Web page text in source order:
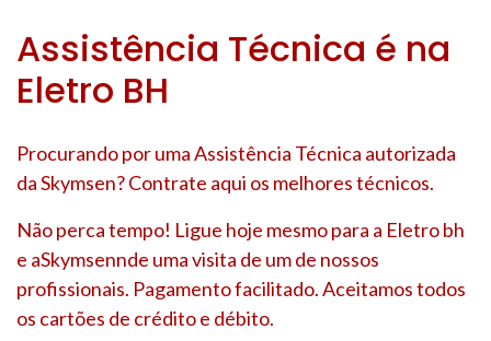
Assistência Técnica é na
Eletro BH
Procurando por uma Assistência Técnica autorizada
da Skymsen? Contrate aqui os melhores técnicos.
Não perca tempo! Ligue hoje mesmo para a Eletro bh
e aSkymsennde uma visita de um de nossos
profissionais. Pagamento facilitado. Aceitamos todos
os cartões de crédito e débito.